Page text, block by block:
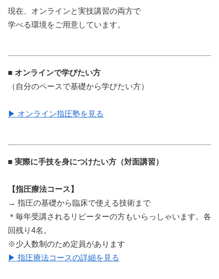
現在、オンラインと実技講習の両方で
学べる環境をご用意しています。
■ オンラインで学びたい方
（自分のペースで基礎から学びたい方）
▶ オンライン指圧塾を見る
■ 実際に手技を身につけたい方（対面講習）
【指圧療法コース】
→ 指圧の基礎から臨床で使える技術まで
＊毎年受講されるリピーターの方もいらっしゃいます。各
回残り4名。
※少人数制のため定員があります
▶ 指圧療法コースの詳細を見る